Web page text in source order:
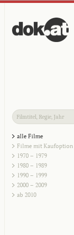
alle Filme
Filme mit Kaufoption
1970 – 1979
1980 – 1989
1990 – 1999
2000 – 2009
ab 2010